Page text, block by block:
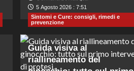
5 Agosto 2026 : 7:51
Sintomi e Cure: consigli, rimedi e
prevenzione
Guida visiva al
riallineamento del